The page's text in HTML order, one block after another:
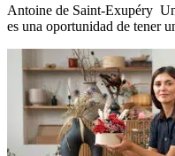
Antoine de Saint-Exupéry
es una oportunidad de tener